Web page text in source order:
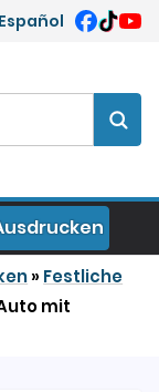
Español
» Festliche
mit